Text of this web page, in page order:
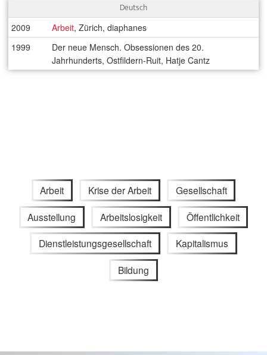
Deutsch
2009 Arbeit, Zürich, diaphanes
1999
Der neue Mensch. Obsessionen des 20.
Jahrhunderts, Ostfildern-Ruit, Hatje Cantz
Arbeit Krise der Arbeit Gesellschaft
Ausstellung Arbeitslosigkeit Öffentlichkeit
Dienstleistungsgesellschaft Kapitalismus
Bildung